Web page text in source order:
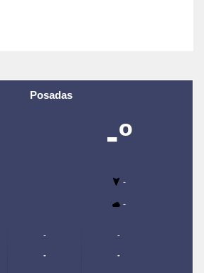
Posadas
-º
-
-
-
-
-
-